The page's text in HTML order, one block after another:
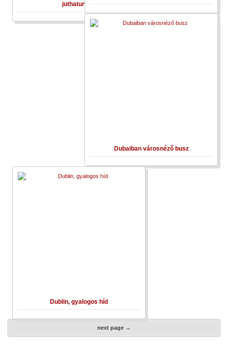
juthatunk el
Dubaiban városnéző busz
Dublin, gyalogos híd
next page →